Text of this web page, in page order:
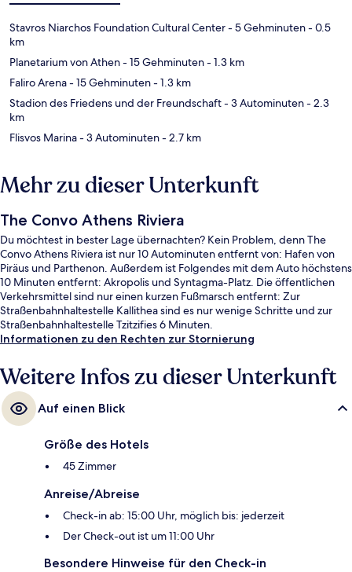
Stavros Niarchos Foundation Cultural Center- 5 Gehminuten- 0.5
km
Planetarium von Athen- 15 Gehminuten- 1.3 km
Faliro Arena- 15 Gehminuten- 1.3 km
Stadion des Friedens und der Freundschaft- 3 Autominuten- 2.3
km
Flisvos Marina- 3 Autominuten- 2.7 km
Mehr zu dieser Unterkunft
The Convo Athens Riviera
Du möchtest in bester Lage übernachten? Kein Problem, denn The
Convo Athens Riviera ist nur 10 Autominuten entfernt von: Hafen von
Piräus und Parthenon. Außerdem ist Folgendes mit dem Auto höchstens
10 Minuten entfernt: Akropolis und Syntagma-Platz. Die öffentlichen
Verkehrsmittel sind nur einen kurzen Fußmarsch entfernt: Zur
Straßenbahnhaltestelle Kallithea sind es nur wenige Schritte und zur
Straßenbahnhaltestelle Tzitzifies 6 Minuten.
Informationen zu den Rechten zur Stornierung
Weitere Infos zu dieser Unterkunft
Auf einen Blick
Größe des Hotels
45 Zimmer
Anreise/Abreise
Check-in ab: 15:00 Uhr, möglich bis: jederzeit
Der Check-out ist um 11:00 Uhr
Besondere Hinweise für den Check-in